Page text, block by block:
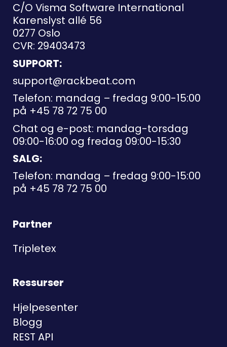
C/O Visma Software International
Karenslyst allé 56
0277 Oslo
CVR: 29403473
SUPPORT:
support@rackbeat.com
Telefon: mandag – fredag 9:00-15:00
på +45 78 72 75 00
Chat og e-post: mandag-torsdag
09:00-16:00 og fredag 09:00-15:30
SALG:
Telefon: mandag – fredag 9:00-15:00
på +45 78 72 75 00
Partner
Tripletex
Ressurser
Hjelpesenter
Blogg
REST API